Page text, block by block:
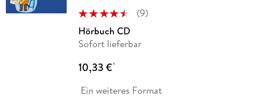
(9)
Hörbuch CD
Sofort lieferbar
10,33 €*
Ein weiteres Format